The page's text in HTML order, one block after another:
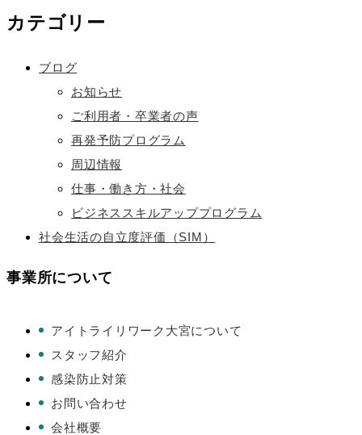
カテゴリー
ブログ
お知らせ
ご利用者・卒業者の声
再発予防プログラム
周辺情報
仕事・働き方・社会
ビジネススキルアッププログラム
社会生活の自立度評価（SIM）
事業所について
アイトライリワーク大宮について
スタッフ紹介
感染防止対策
お問い合わせ
会社概要